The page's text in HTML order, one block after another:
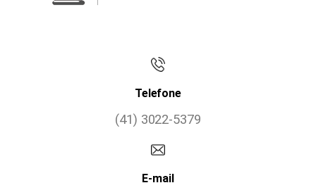
Telefone
(41) 3022-5379
E-mail